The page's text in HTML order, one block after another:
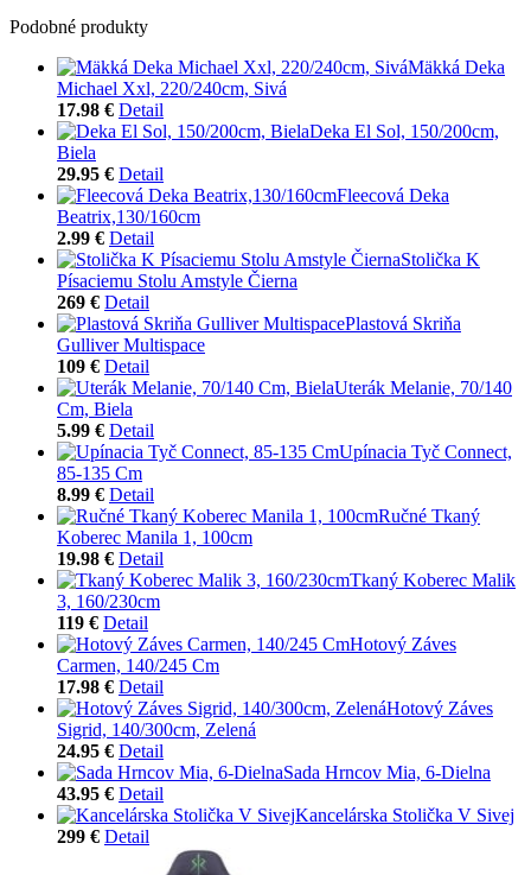
Podobné produkty
Mäkká Deka
Michael Xxl, 220/240cm, Sivá
17.98 € Detail
Deka El Sol, 150/200cm,
Biela
29.95 € Detail
Fleecová Deka
Beatrix,130/160cm
2.99 € Detail
Stolička K
Písaciemu Stolu Amstyle Čierna
269 € Detail
Plastová Skriňa
Gulliver Multispace
109 € Detail
Uterák Melanie, 70/140
Cm, Biela
5.99 € Detail
Upínacia Tyč Connect,
85-135 Cm
8.99 € Detail
Ručné Tkaný
Koberec Manila 1, 100cm
19.98 € Detail
Tkaný Koberec Malik
3, 160/230cm
119 € Detail
Hotový Záves
Carmen, 140/245 Cm
17.98 € Detail
Hotový Záves
Sigrid, 140/300cm, Zelená
24.95 € Detail
Sada Hrncov Mia, 6-Dielna
43.95 € Detail
Kancelárska Stolička V Sivej
299 € Detail